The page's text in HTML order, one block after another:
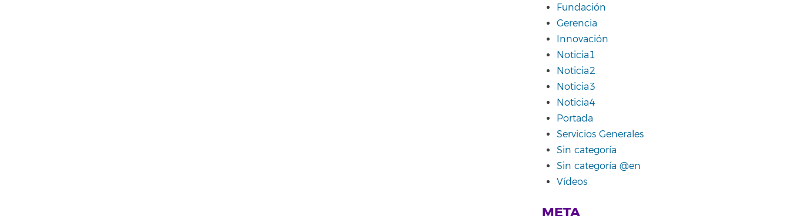
Fundación
Gerencia
Innovación
Noticia1
Noticia2
Noticia3
Noticia4
Portada
Servicios Generales
Sin categoría
Sin categoría @en
Vídeos
META